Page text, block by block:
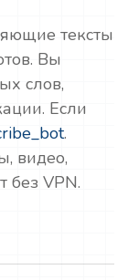
тексты
Вы
слов,
Если
.
видео,
без VPN.